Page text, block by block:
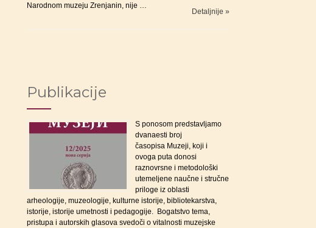
Narodnom muzeju Zrenjanin, nije …
Detaljnije »
Publikacije
S ponosom predstavljamo
dvanaesti broj
časopisa Muzeji, koji i
ovoga puta donosi
raznovrsne i metodološki
utemeljene naučne i stručne
priloge iz oblasti
arheologije, muzeologije, kulturne istorije, bibliotekarstva,
istorije, istorije umetnosti i pedagogije. Bogatstvo tema,
pristupa i autorskih glasova svedoči o vitalnosti muzejske